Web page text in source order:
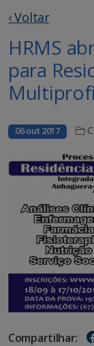
‹ Voltar
HRMS
para
06 out 2017
Compartilhar: